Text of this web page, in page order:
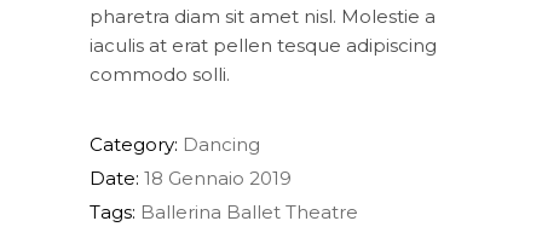
pharetra diam sit amet nisl. Molestie a
iaculis at erat pellen tesque adipiscing
commodo solli.
Category: Dancing
Date: 18 Gennaio 2019
Tags: Ballerina Ballet Theatre